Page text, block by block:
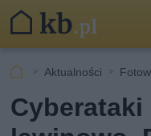
Aktualności
Cyberataki